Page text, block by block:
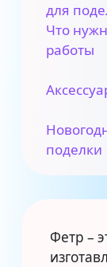
для
Что
работы
поделки
Фетр –